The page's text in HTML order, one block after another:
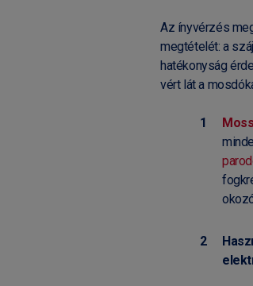
Az ínyvérzés
megtételét: a
hatékonyság
vért lát a